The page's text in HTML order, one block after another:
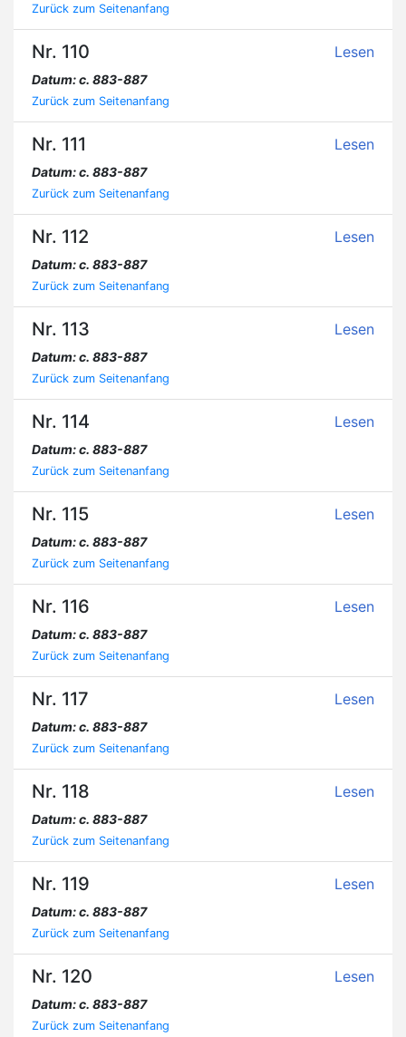
Zurück zum Seitenanfang
Nr. 110 Lesen
Datum: c. 883-887
Zurück zum Seitenanfang
Nr. 111 Lesen
Datum: c. 883-887
Zurück zum Seitenanfang
Nr. 112 Lesen
Datum: c. 883-887
Zurück zum Seitenanfang
Nr. 113 Lesen
Datum: c. 883-887
Zurück zum Seitenanfang
Nr. 114 Lesen
Datum: c. 883-887
Zurück zum Seitenanfang
Nr. 115 Lesen
Datum: c. 883-887
Zurück zum Seitenanfang
Nr. 116 Lesen
Datum: c. 883-887
Zurück zum Seitenanfang
Nr. 117 Lesen
Datum: c. 883-887
Zurück zum Seitenanfang
Nr. 118 Lesen
Datum: c. 883-887
Zurück zum Seitenanfang
Nr. 119 Lesen
Datum: c. 883-887
Zurück zum Seitenanfang
Nr. 120 Lesen
Datum: c. 883-887
Zurück zum Seitenanfang